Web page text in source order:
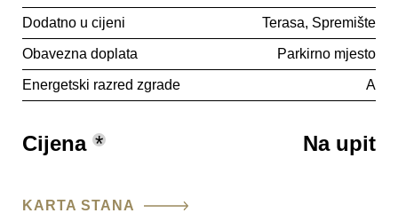
Dodatno u cijeni Terasa Spremište
Obavezna doplata Parkirno mjesto
Energetski razred zgrade A
Cijena * Na upit
KARTA STANA